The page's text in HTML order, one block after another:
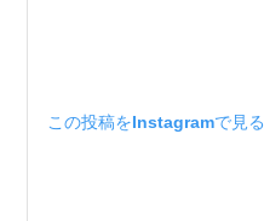
この投稿をInstagramで見る